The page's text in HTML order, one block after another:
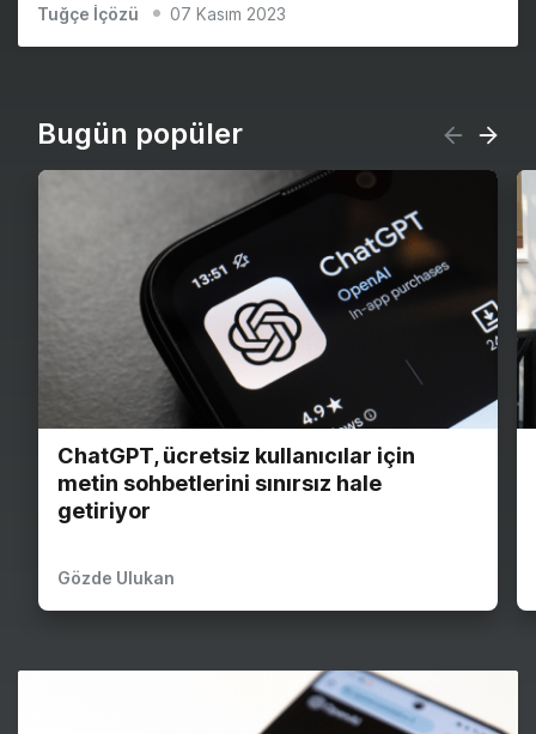
Tuğçe İçözü 07 Kasım 2023
Bugün popüler
ChatGPT, ücretsiz kullanıcılar için
metin sohbetlerini sınırsız hale
getiriyor
Gözde Ulukan